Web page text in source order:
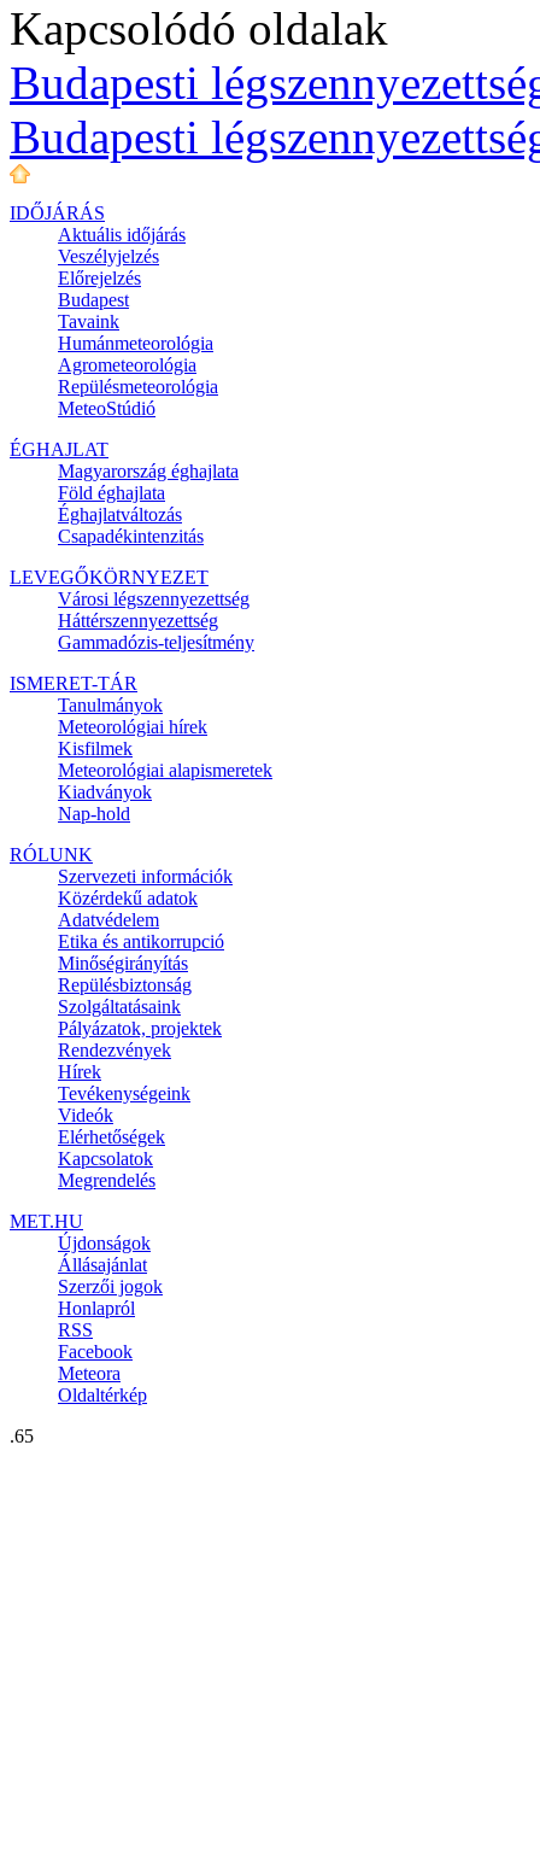
Kapcsolódó oldalak
Budapesti
Budapesti
IDŐJÁRÁS
Aktuális időjárás
Veszélyjelzés
Előrejelzés
Budapest
Tavaink
Humánmeteorológia
Agrometeorológia
Repülésmeteorológia
MeteoStúdió
ÉGHAJLAT
Magyarország éghajlata
Föld éghajlata
Éghajlatváltozás
Csapadékintenzitás
LEVEGŐKÖRNYEZET
Városi légszennyezettség
Háttérszennyezettség
Gammadózis-teljesítmény
ISMERET-TÁR
Tanulmányok
Meteorológiai hírek
Kisfilmek
Meteorológiai alapismeretek
Kiadványok
Nap-hold
RÓLUNK
Szervezeti információk
Közérdekű adatok
Adatvédelem
Etika és antikorrupció
Minőségirányítás
Repülésbiztonság
Szolgáltatásaink
Pályázatok, projektek
Rendezvények
Hírek
Tevékenységeink
Videók
Elérhetőségek
Kapcsolatok
Megrendelés
MET.HU
Újdonságok
Állásajánlat
Szerzői jogok
Honlapról
RSS
Facebook
Meteora
Oldaltérkép
.65